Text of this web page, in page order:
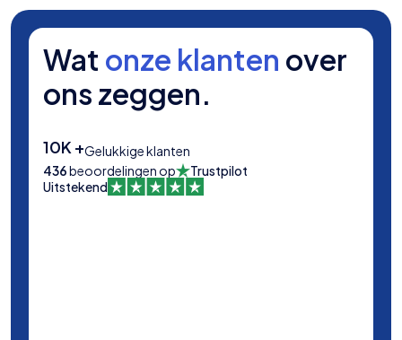
Wat onze klanten over
ons zeggen.
10K +Gelukkige klanten
436beoordelingen op
Trustpilot
Uitstekend